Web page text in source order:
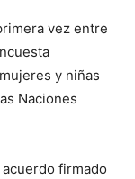
vez entre
y niñas
Naciones
acuerdo firmado